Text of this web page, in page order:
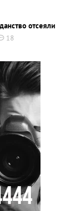
отсеяли
18